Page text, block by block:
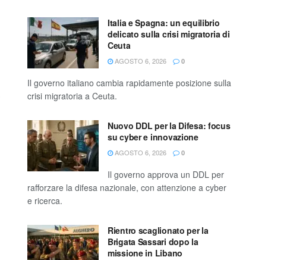
Italia e Spagna: un equilibrio
delicato sulla crisi migratoria di
Ceuta
AGOSTO 6, 2026 0
Il governo italiano cambia rapidamente posizione sulla
crisi migratoria a Ceuta.
Nuovo DDL per la Difesa: focus
su cyber e innovazione
AGOSTO 6, 2026 0
Il governo approva un DDL per
rafforzare la difesa nazionale, con attenzione a cyber
e ricerca.
Rientro scaglionato per la
Brigata Sassari dopo la
missione in Libano